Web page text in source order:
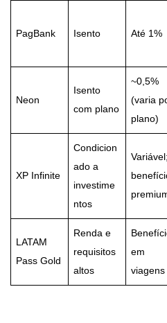
PagBank Isento Até 1%
Neon
Isento
com plano
~0,5%
(varia
plano)
XP Infinite
Condicion
ado a
investime
ntos
Variável;
LATAM
Pass Gold
Renda e
requisitos
altos
em
viagens